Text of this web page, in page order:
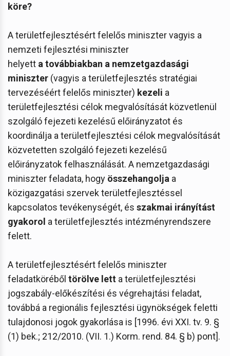
köre?
A területfejlesztésért felelős miniszter vagyis a
nemzeti fejlesztési miniszter
helyett a továbbiakban a nemzetgazdasági
miniszter (vagyis a területfejlesztés stratégiai
tervezéséért felelős miniszter) kezeli a
területfejlesztési célok megvalósítását közvetlenül
szolgáló fejezeti kezelésű előirányzatot és
koordinálja a területfejlesztési célok megvalósítását
közvetetten szolgáló fejezeti kezelésű
előirányzatok felhasználását. A nemzetgazdasági
miniszter feladata, hogy összehangolja a
közigazgatási szervek területfejlesztéssel
kapcsolatos tevékenységét, és szakmai irányítást
gyakorol a területfejlesztés intézményrendszere
felett.
A területfejlesztésért felelős miniszter
feladatköréből törölve lett a területfejlesztési
jogszabály-előkészítési és végrehajtási feladat,
továbbá a regionális fejlesztési ügynökségek feletti
tulajdonosi jogok gyakorlása is [1996. évi XXI. tv. 9. §
(1) bek.; 212/2010. (VII. 1.) Korm. rend. 84. § b) pont].